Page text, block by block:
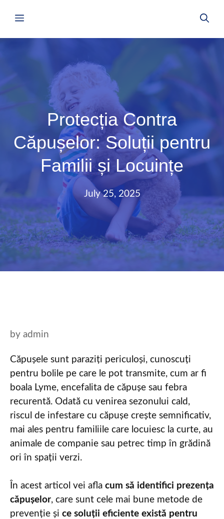
Menu
Protecția Contra
Căpușelor: Soluții pentru
Familii și Locuințe
July 25, 2025
by admin
Căpușele sunt paraziți periculoși, cunoscuți
pentru bolile pe care le pot transmite, cum ar fi
boala Lyme, encefalita de căpușe sau febra
recurentă. Odată cu venirea sezonului cald,
riscul de infestare cu căpușe crește semnificativ,
mai ales pentru familiile care locuiesc la curte, au
animale de companie sau petrec timp în grădină
ori în spații verzi.
În acest articol vei afla cum să identifici prezența
căpușelor, care sunt cele mai bune metode de
prevenție și ce soluții eficiente există pentru